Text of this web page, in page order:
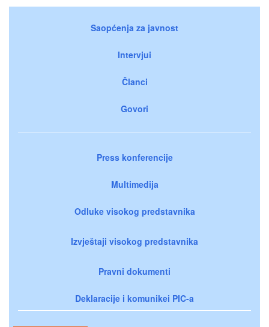
Saopćenja za javnost
Intervjui
Članci
Govori
Press konferencije
Multimedija
Odluke visokog predstavnika
Izvještaji visokog predstavnika
Pravni dokumenti
Deklaracije i komunikei PIC-a